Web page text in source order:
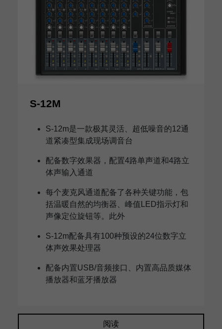
S-12M
S-12m是一款极其灵活、超低噪音的12通
道紧凑型集成现场调音台
配备数字效果器，配置4路单声道和4路立
体声输入通道
每个麦克风通道配备了各种关键功能，包
括温暖自然的均衡器、峰值LED指示灯和
声像定位旋钮等。此外
S-12m配备具有100种预设的24位数字立
体声效果处理器
配备内置USB/音频接口、内置高品质媒体
播放器和蓝牙播放器
阅读